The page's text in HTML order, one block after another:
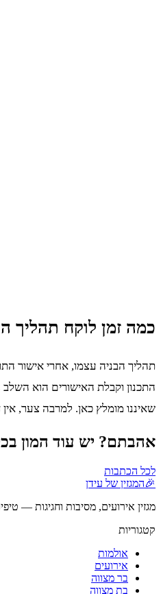
כמה זמן לוקח תהליך
תהליך הבניה עצמו, אחרי אישור
התכנון וקבלת האישורים הוא
שאיננו מומלץ כאן. למרבה צער,
אהבתם? יש עוד המון
לכל הכתבות
🎉המגזין של עידן
מגזין אירועים, מסיבות וחגיגות —
קטגוריות
אולמות
אירועים
בר מצווה
בת מצווה